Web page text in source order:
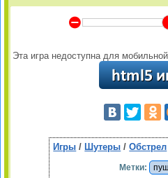
Y
Эта игра недоступна для
Игры / Шутеры /Обстрел
Метки: